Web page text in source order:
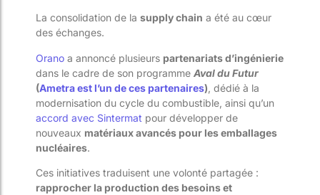
La consolidation de la supply chain a été au cœur
des échanges.
Orano a annoncé plusieurs partenariats d’ingénierie
dans le cadre de son programme Aval du Futur
(Ametra est l’un de ces partenaires) , dédié à la
modernisation du cycle du combustible, ainsi qu’un
accord avec Sintermat pour développer de
nouveaux matériaux avancés pour les emballages
nucléaires.
Ces initiatives traduisent une volonté partagée :
rapprocher la production des besoins et